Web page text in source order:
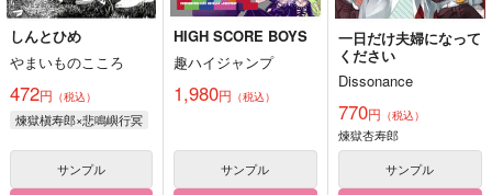
しんとひめ
やまいものこころ
472円 （税込）
煉獄槇寿郎×悲鳴嶼行冥
サンプル
HIGH SCORE BOYS
趣ハイジャンプ
1,980円 （税込）
サンプル
一日だけ夫婦になって
ください
Dissonance
770円 （税込）
煉獄杏寿郎
サンプル